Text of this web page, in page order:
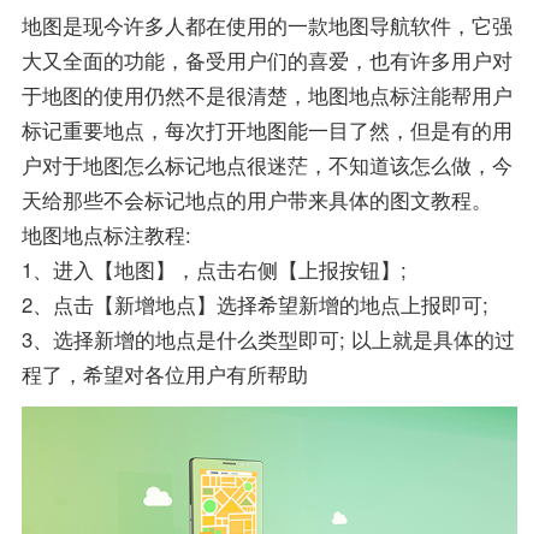
地图是现今许多人都在使用的一款地图导航软件，它强
大又全面的功能，备受用户们的喜爱，也有许多用户对
于地图的使用仍然不是很清楚，地图地点标注能帮用户
标记重要地点，每次打开地图能一目了然，但是有的用
户对于地图怎么标记地点很迷茫，不知道该怎么做，今
天给那些不会标记地点的用户带来具体的图文教程。
地图地点标注教程:
1、进入【地图】，点击右侧【上报按钮】;
2、点击【新增地点】选择希望新增的地点上报即可;
3、选择新增的地点是什么类型即可; 以上就是具体的过
程了，希望对各位用户有所帮助